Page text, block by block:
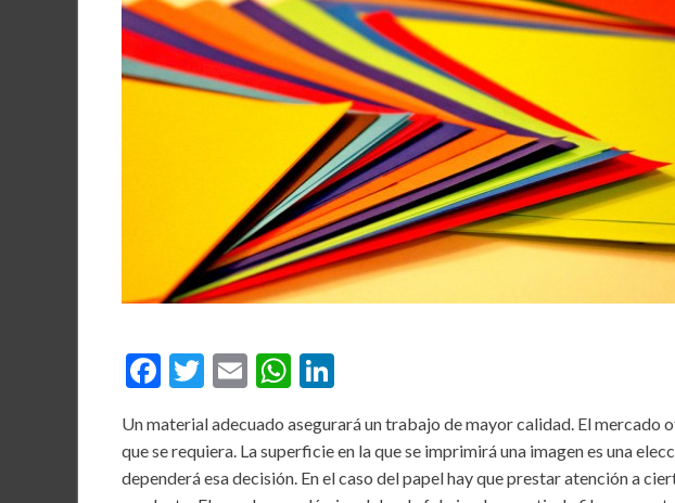
F
e
b
T
itt
er
E
ai
l
W
at
s
ke
dI
Un material adecuado asegurará un trabajo de mayor calidad. El mercado
que se requiera. La superficie en la que se imprimirá una imagen es una
dependerá esa decisión. En el caso del papel hay que prestar atención a